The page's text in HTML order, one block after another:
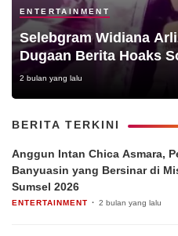
ENTERTAINMENT
Selebgram Widiana
Dugaan Berita Hoaks
2 bulan yang lalu
BERITA TERKINI
Anggun Intan Chica Asmara,
Banyuasin yang Bersinar di
Sumsel 2026
ENTERTAINMENT 2 bulan yang lalu